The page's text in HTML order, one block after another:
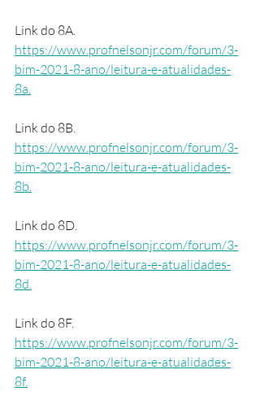
Link do 8A.
https://www.profnelsonjr.com/forum/3-
bim-2021-8-ano/leitura-e-atualidades-
8a.
Link do 8B.
https://www.profnelsonjr.com/forum/3-
bim-2021-8-ano/leitura-e-atualidades-
8b.
Link do 8D.
https://www.profnelsonjr.com/forum/3-
bim-2021-8-ano/leitura-e-atualidades-
8d.
Link do 8F.
https://www.profnelsonjr.com/forum/3-
bim-2021-8-ano/leitura-e-atualidades-
8f.